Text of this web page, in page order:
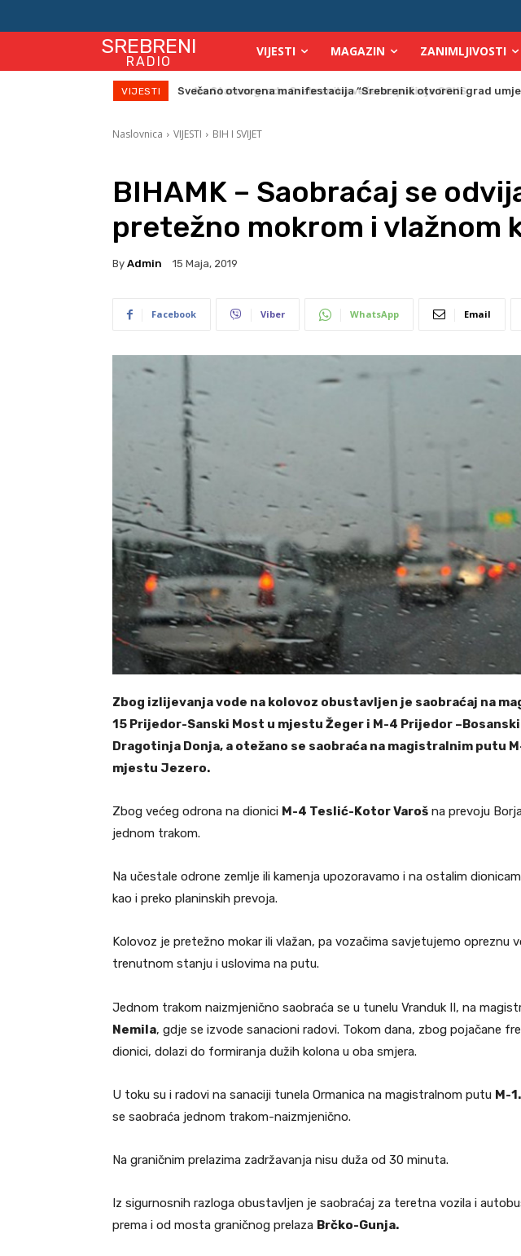
SREBRENI
RADIO
VIJESTI MAGAZIN ZANIMLJIVOSTI
VIJESTI Na Starom gradu Srebreniku večeras počinje OGUS
Naslovnica VIJESTI BIH I SVIJET
BIHAMK – Saobraćaj se
pretežno mokrom i vlažnom
By Admin 15 Maja, 2019
Facebook Viber WhatsApp Email
Zbog izlijevanja vode na kolovoz obustavljen je saobraćaj na
15 Prijedor-Sanski Most u mjestu Žeger i M-4 Prijedor
Dragotinja Donja, a otežano se saobraća na magistralnim putu
mjestu Jezero.
Zbog većeg odrona na dionici M-4 Teslić-Kotor Varoš na prevoju
jednom trakom.
Na učestale odrone zemlje ili kamenja upozoravamo i na ostalim
kao i preko planinskih prevoja.
Kolovoz je pretežno mokar ili vlažan, pa vozačima savjetujemo opreznu
trenutnom stanju i uslovima na putu.
Jednom trakom naizmjenično saobraća se u tunelu Vranduk II, na
Nemila, gdje se izvode sanacioni radovi. Tokom dana, zbog pojačane
dionici, dolazi do formiranja dužih kolona u oba smjera.
U toku su i radovi na sanaciji tunela Ormanica na magistralnom putu M-
se saobraća jednom trakom-naizmjenično.
Na graničnim prelazima zadržavanja nisu duža od 30 minuta.
Iz sigurnosnih razloga obustavljen je saobraćaj za teretna vozila i
prema i od mosta graničnog prelaza Brčko-Gunja.